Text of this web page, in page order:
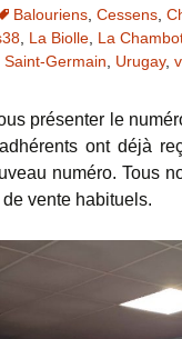
Balouriens Cessens
La Biolle La
Saint-Germain Urugay,
présenter le
ont déjà
numéro. Tous
vente habituels.